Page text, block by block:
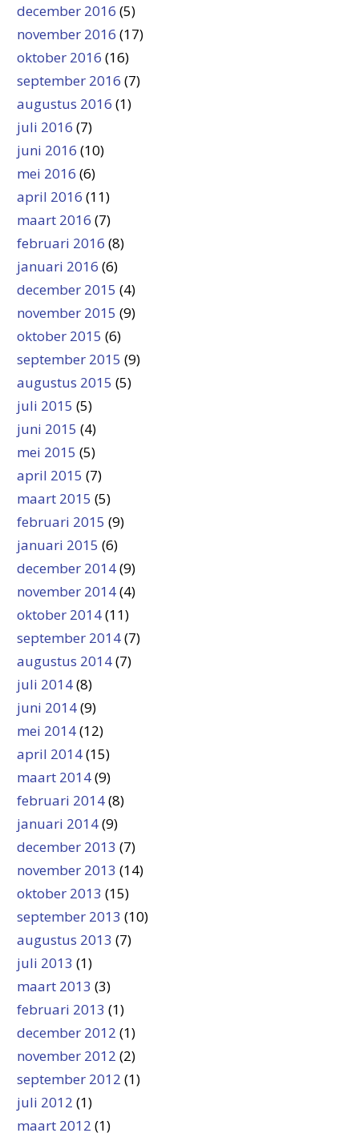
december 2016 (5)
november 2016 (17)
oktober 2016 (16)
september 2016 (7)
augustus 2016 (1)
juli 2016 (7)
juni 2016 (10)
mei 2016 (6)
april 2016 (11)
maart 2016 (7)
februari 2016 (8)
januari 2016 (6)
december 2015 (4)
november 2015 (9)
oktober 2015 (6)
september 2015 (9)
augustus 2015 (5)
juli 2015 (5)
juni 2015 (4)
mei 2015 (5)
april 2015 (7)
maart 2015 (5)
februari 2015 (9)
januari 2015 (6)
december 2014(9)
november 2014(4)
oktober 2014(11)
september 2014(7)
augustus 2014(7)
juli 2014(8)
juni 2014(9)
mei 2014(12)
april 2014(15)
maart 2014(9)
februari 2014(8)
januari 2014(9)
december 2013 (7)
november 2013 (14)
oktober 2013 (15)
september 2013 (10)
augustus 2013 (7)
juli 2013 (1)
maart 2013 (3)
februari 2013 (1)
december 2012 (1)
november 2012 (2)
september 2012 (1)
juli 2012 (1)
maart 2012 (1)